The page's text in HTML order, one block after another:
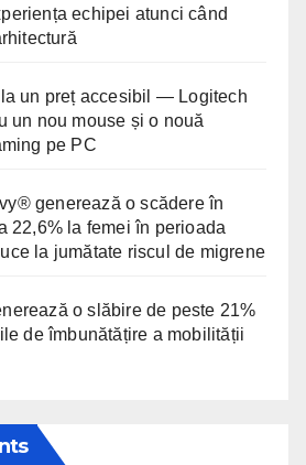
echipei atunci când
un preț accesibil — Logitech
un nou mouse și o nouă
pe PC
generează o scădere în
22,6% la femei în perioada
la jumătate riscul de migrene
o slăbire de peste 21%
de îmbunătățire a mobilității